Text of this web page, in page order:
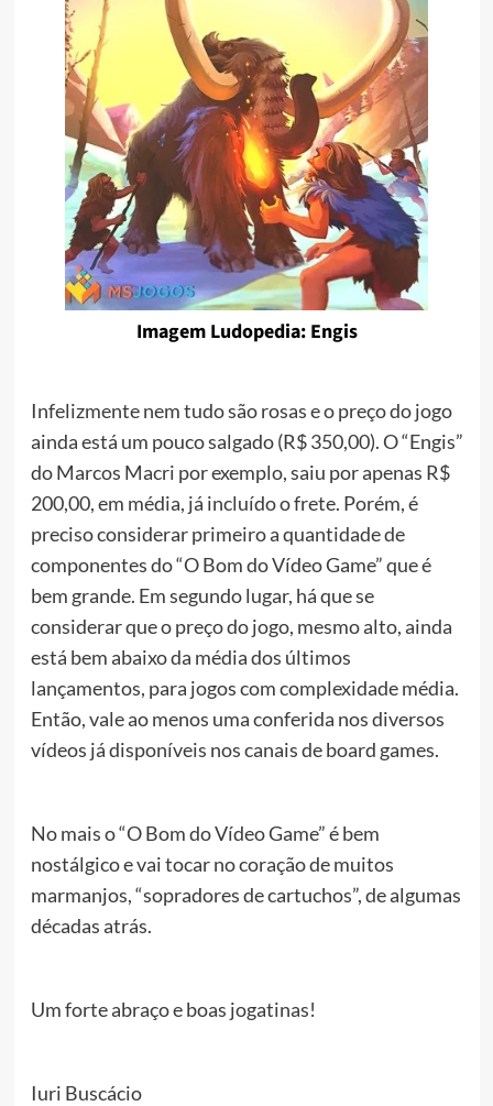
Imagem Ludopedia: Engis
Infelizmente nem tudo são rosas e o preço do jogo
ainda está um pouco salgado (R$ 350,00). O “Engis”
do Marcos Macri por exemplo, saiu por apenas R$
200,00, em média, já incluído o frete. Porém, é
preciso considerar primeiro a quantidade de
componentes do “O Bom do Vídeo Game” que é
bem grande. Em segundo lugar, há que se
considerar que o preço do jogo, mesmo alto, ainda
está bem abaixo da média dos últimos
lançamentos, para jogos com complexidade média.
Então, vale ao menos uma conferida nos diversos
vídeos já disponíveis nos canais de board games.
No mais o “O Bom do Vídeo Game” é bem
nostálgico e vai tocar no coração de muitos
marmanjos, “sopradores de cartuchos”, de algumas
décadas atrás.
Um forte abraço e boas jogatinas!
Iuri Buscácio